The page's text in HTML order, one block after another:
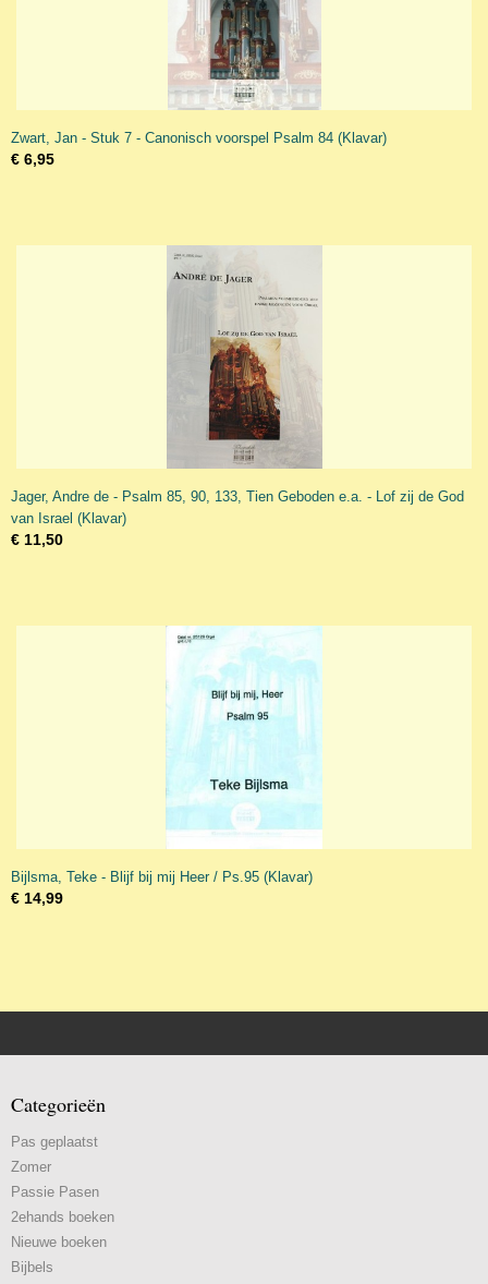
Zwart, Jan - Stuk 7 - Canonisch voorspel Psalm 84 (Klavar)
€ 6,95
Jager, Andre de - Psalm 85, 90, 133, Tien Geboden e.a. - Lof zij de God
van Israel (Klavar)
€ 11,50
Bijlsma, Teke - Blijf bij mij Heer / Ps.95 (Klavar)
€ 14,99
Categorieën
Pas geplaatst
Zomer
Passie Pasen
2ehands boeken
Nieuwe boeken
Bijbels